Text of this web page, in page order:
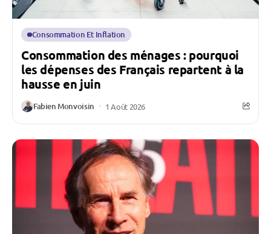
Consommation Et Inflation
Consommation des ménages : pourquoi
les dépenses des Français repartent à la
hausse en juin
Fabien Monvoisin 1 Août 2026